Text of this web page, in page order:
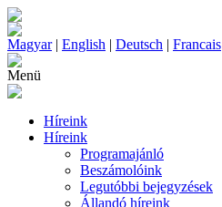
Magyar| English | Deutsch | Francais
Menü
Híreink
Híreink
Programajánló
Beszámolóink
Legutóbbi bejegyzések
Állandó híreink